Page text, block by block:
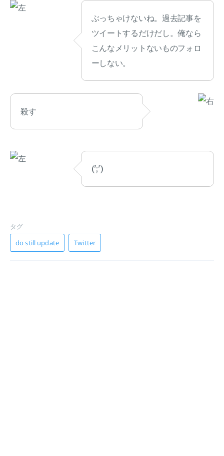
ぶっちゃけないね。過去記事を
ツイートするだけだし。俺なら
こんなメリットないものフォロ
ーしない。
殺す
(';')
タグ
do still update
Twitter